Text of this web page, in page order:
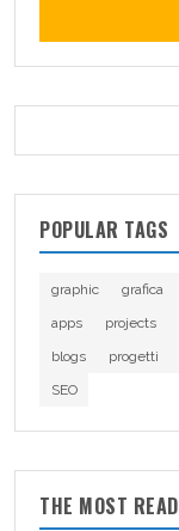
POPULAR TAGS
graphic grafica
apps
projects
blogs
progetti
SEO
THE MOST READ